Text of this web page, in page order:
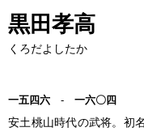
黒田孝高
くろだよしたか
一五四六 - 一六〇四
安土桃山時代の武将。初